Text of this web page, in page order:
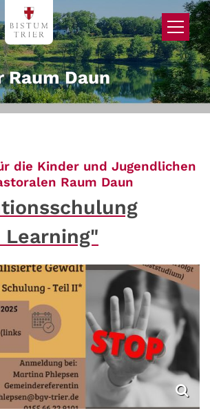
Raum Daun
die Kinder und Jugendlichen
Raum Daun